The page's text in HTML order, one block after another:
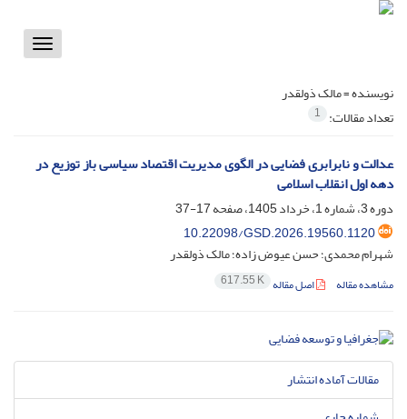
Toggle
نویسنده =مالک ذولقدر
تعداد مقالات: 1
عدالت و نابرابری فضایی در الگوی مدیریت اقتصاد سیاسی باز توزیع در
دهه اول انقلاب اسلامی
دوره 3، شماره 1، خرداد 1405، صفحه
17-37
10.22098/GSD.2026.19560.1120
شهرام محمدی؛ حسن عیوض زاده؛ مالک ذولقدر
مشاهده مقاله اصل مقاله 617.55 K
مقالات آماده انتشار